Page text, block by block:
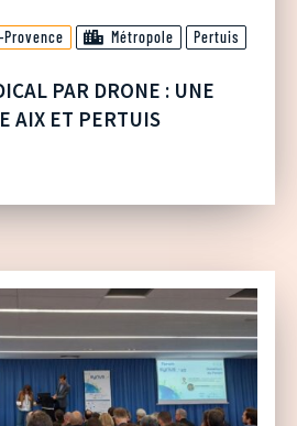
Métropole Pertuis
PAR DRONE : UNE
AIX ET PERTUIS